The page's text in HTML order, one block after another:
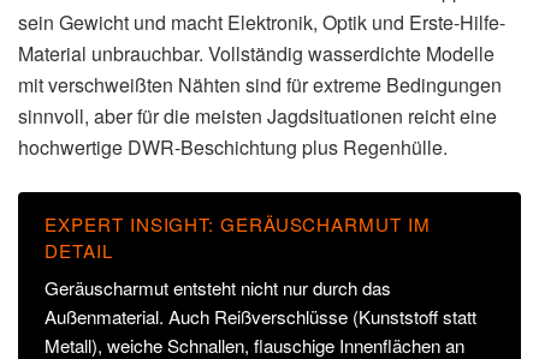
sein Gewicht und macht Elektronik, Optik und Erste-Hilfe-
Material unbrauchbar. Vollständig wasserdichte Modelle
mit verschweißten Nähten sind für extreme Bedingungen
sinnvoll, aber für die meisten Jagdsituationen reicht eine
hochwertige DWR-Beschichtung plus Regenhülle.
EXPERT INSIGHT: GERÄUSCHARMUT IM
DETAIL
Geräuscharmut entsteht nicht nur durch das
Außenmaterial. Auch Reißverschlüsse (Kunststoff statt
Metall), weiche Schnallen, flauschige Innenflächen an